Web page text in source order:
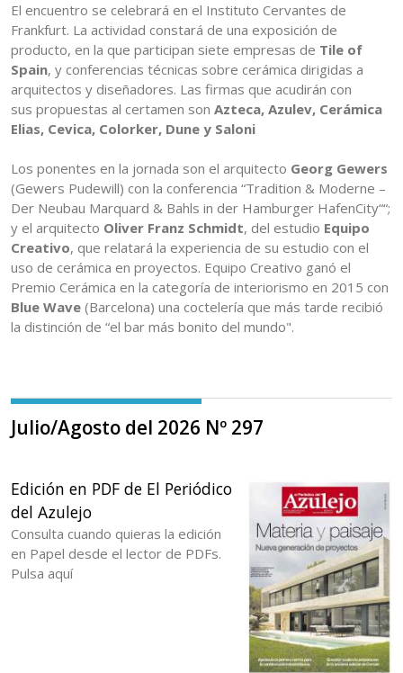
El encuentro se celebrará en el Instituto Cervantes de
Frankfurt. La actividad constará de una exposición de
producto, en la que participan siete empresas de Tile of
Spain, y conferencias técnicas sobre cerámica dirigidas a
arquitectos y diseñadores. Las firmas que acudirán con
sus propuestas al certamen son Azteca, Azulev, Cerámica
Elias, Cevica, Colorker, Dune y Saloni
Los ponentes en la jornada son el arquitecto Georg Gewers
(Gewers Pudewill) con la conferencia “Tradition & Moderne –
Der Neubau Marquard & Bahls in der Hamburger HafenCity““;
y el arquitecto Oliver Franz Schmidt, del estudio Equipo
Creativo, que relatará la experiencia de su estudio con el
uso de cerámica en proyectos. Equipo Creativo ganó el
Premio Cerámica en la categoría de interiorismo en 2015 con
Blue Wave (Barcelona) una coctelería que más tarde recibió
la distinción de “el bar más bonito del mundo".
Julio/Agosto del 2026 Nº 297
Edición en PDF de El Periódico
del Azulejo
Consulta cuando quieras la edición
en Papel desde el lector de PDFs.
Pulsa aquí